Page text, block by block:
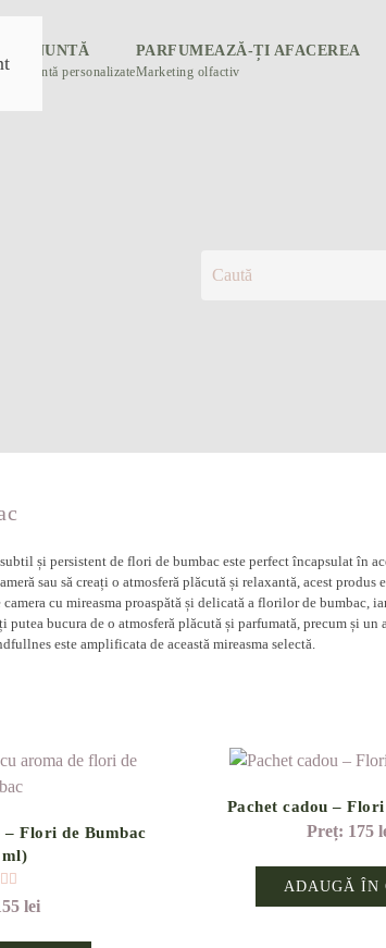
NUNTĂ
de nuntă personalizate
PARFUMEAZĂ-ȚI AFACEREA
Marketing olfactiv
și persistent de flori de bumbac este perfect încapsulat în
sau să creați o atmosferă plăcută și relaxantă, acest
cu mireasma proaspătă și delicată a florilor de bumbac,
bucura de o atmosferă plăcută și parfumată, precum și un
este amplificata de această mireasma selectă.
Flori de Bumbac
ml)
lei
Pachet cadou –
175
ADAUGĂ ÎN